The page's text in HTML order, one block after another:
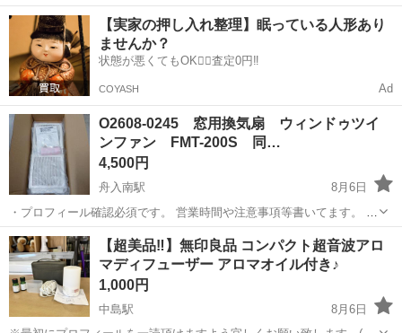
NLEST09D-HP ・9W 昼白色 ※詳細仕様は下記のメーカーサイトでご
確認ください。 https://www.ohm-electric.co.jp/pr...
広島 広島市 その他
【実家の押し入れ整理】眠っている人形あり
ませんか？
状態が悪くてもOK🙆‍♀️査定0円‼️
COYASH Ad
O2608-0245 窓用換気扇 ウィンドゥツイ
ンファン FMT-200S 同…
4,500円
舟入南駅
8月6日
・プロフィール確認必須です。 営業時間や注意事項等書いてます。 ・
購入希望の方は取りに来られるご希望の日にちと時間を○日○時と明記
してご連絡お願い致します。 ご覧頂きありがとうございます。 幅約
28.2c...
広島 広島市 舟入南駅 その他
【超美品‼️】無印良品 コンパクト超音波アロ
マディフューザー アロマオイル付き♪
1,000円
中島駅
8月6日